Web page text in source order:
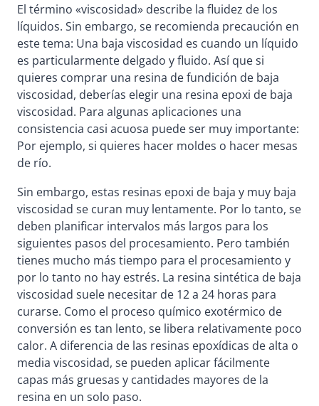
El término «viscosidad» describe la fluidez de los
líquidos. Sin embargo, se recomienda precaución en
este tema: Una baja viscosidad es cuando un líquido
es particularmente delgado y fluido. Así que si
quieres comprar una resina de fundición de baja
viscosidad, deberías elegir una resina epoxi de baja
viscosidad. Para algunas aplicaciones una
consistencia casi acuosa puede ser muy importante:
Por ejemplo, si quieres hacer moldes o hacer mesas
de río.
Sin embargo, estas resinas epoxi de baja y muy baja
viscosidad se curan muy lentamente. Por lo tanto, se
deben planificar intervalos más largos para los
siguientes pasos del procesamiento. Pero también
tienes mucho más tiempo para el procesamiento y
por lo tanto no hay estrés. La resina sintética de baja
viscosidad suele necesitar de 12 a 24 horas para
curarse. Como el proceso químico exotérmico de
conversión es tan lento, se libera relativamente poco
calor. A diferencia de las resinas epoxídicas de alta o
media viscosidad, se pueden aplicar fácilmente
capas más gruesas y cantidades mayores de la
resina en un solo paso.